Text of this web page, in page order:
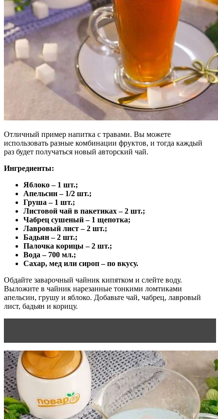
Отличный пример напитка с травами. Вы можете
использовать разные комбинации фруктов, и тогда каждый
раз будет получаться новый авторский чай.
Ингредиенты:
Яблоко – 1 шт.;
Апельсин – 1/2 шт.;
Груша – 1 шт.;
Листовой чай в пакетиках – 2 шт.;
Чабрец сушеный – 1 щепотка;
Лавровый лист – 2 шт.;
Бадьян – 2 шт.;
Палочка корицы – 2 шт.;
Вода – 700 мл.;
Сахар, мед или сироп – по вкусу.
Обдайте заварочный чайник кипятком и слейте воду.
Выложите в чайник нарезанные тонкими ломтиками
апельсин, грушу и яблоко. Добавьте чай, чабрец, лавровый
лист, бадьян и корицу.